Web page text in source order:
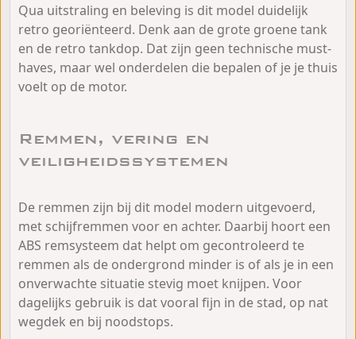
Qua uitstraling en beleving is dit model duidelijk
retro georiënteerd. Denk aan de grote groene tank
en de retro tankdop. Dat zijn geen technische must-
haves, maar wel onderdelen die bepalen of je je thuis
voelt op de motor.
Remmen, vering en
veiligheidssystemen
De remmen zijn bij dit model modern uitgevoerd,
met schijfremmen voor en achter. Daarbij hoort een
ABS remsysteem dat helpt om gecontroleerd te
remmen als de ondergrond minder is of als je in een
onverwachte situatie stevig moet knijpen. Voor
dagelijks gebruik is dat vooral fijn in de stad, op nat
wegdek en bij noodstops.